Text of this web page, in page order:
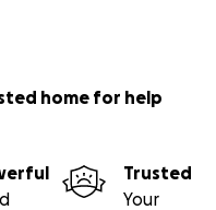
home for help
Trusted
Your